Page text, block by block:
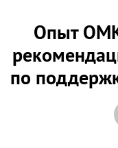
Опыт
по